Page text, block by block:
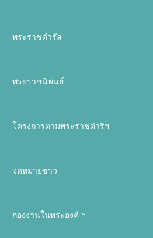
พระราชดำรัส
พระราชนิพนธ์
โครงการตามพระราชดำริฯ
จดหมายข่าว
กองงานในพระองค์ ฯ